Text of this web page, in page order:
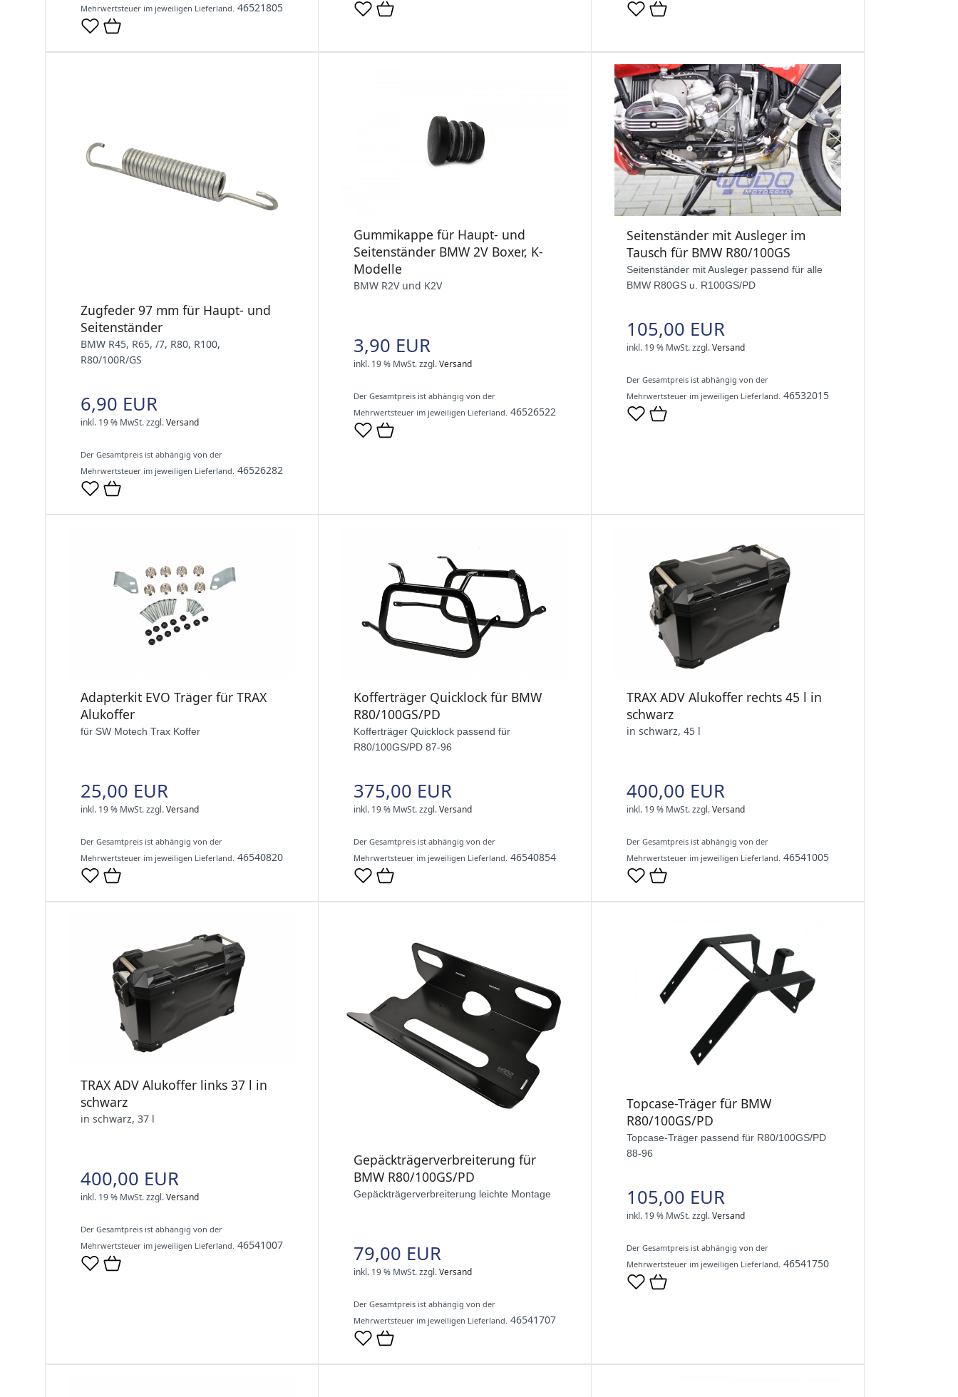
Mehrwertsteuer im jeweiligen Lieferland. 46521805
Zugfeder 97 mm für Haupt- und
Seitenständer
BMW R45, R65, /7, R80, R100,
R80/100R/GS
6,90 EUR
inkl. 19 % MwSt.zzgl.Versand
Der Gesamtpreis ist abhängig von der
Mehrwertsteuer im jeweiligen Lieferland. 46526282
Gummikappe für Haupt- und
Seitenständer BMW 2V Boxer, K-
Modelle
BMW R2V und K2V
3,90 EUR
inkl. 19 % MwSt.zzgl.Versand
Der Gesamtpreis ist abhängig von der
Mehrwertsteuer im jeweiligen Lieferland. 46526522
Seitenständer mit Ausleger im
Tausch für BMW R80/100GS
Seitenständer mit Ausleger passend für alle
BMW R80GS u. R100GS/PD
105,00 EUR
inkl. 19 % MwSt.zzgl.Versand
Der Gesamtpreis ist abhängig von der
Mehrwertsteuer im jeweiligen Lieferland. 46532015
Adapterkit EVO Träger für TRAX
Alukoffer
für SW Motech Trax Koffer
25,00 EUR
inkl. 19 % MwSt.zzgl.Versand
Der Gesamtpreis ist abhängig von der
Mehrwertsteuer im jeweiligen Lieferland. 46540820
Kofferträger Quicklock für BMW
R80/100GS/PD
Kofferträger Quicklock passend für
R80/100GS/PD 87-96
375,00 EUR
inkl. 19 % MwSt.zzgl.Versand
Der Gesamtpreis ist abhängig von der
Mehrwertsteuer im jeweiligen Lieferland. 46540854
TRAX ADV Alukoffer rechts 45 l in
schwarz
in schwarz, 45 l
400,00 EUR
inkl. 19 % MwSt.zzgl.Versand
Der Gesamtpreis ist abhängig von der
Mehrwertsteuer im jeweiligen Lieferland. 46541005
TRAX ADV Alukoffer links 37 l in
schwarz
in schwarz, 37 l
400,00 EUR
inkl. 19 % MwSt.zzgl.Versand
Der Gesamtpreis ist abhängig von der
Mehrwertsteuer im jeweiligen Lieferland. 46541007
Gepäckträgerverbreiterung für
BMW R80/100GS/PD
Gepäckträgerverbreiterung leichte Montage
79,00 EUR
inkl. 19 % MwSt.zzgl.Versand
Der Gesamtpreis ist abhängig von der
Mehrwertsteuer im jeweiligen Lieferland. 46541707
Topcase-Träger für BMW
R80/100GS/PD
Topcase-Träger passend für R80/100GS/PD
88-96
105,00 EUR
inkl. 19 % MwSt.zzgl.Versand
Der Gesamtpreis ist abhängig von der
Mehrwertsteuer im jeweiligen Lieferland. 46541750